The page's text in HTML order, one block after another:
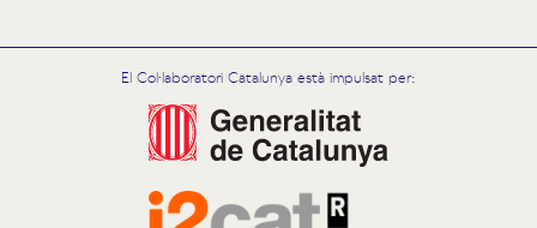
El Col·laboratori Catalunya està impulsat per: